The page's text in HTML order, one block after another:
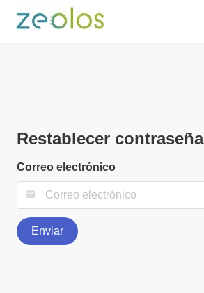
Restablecer contraseña
Correo electrónico
Enviar